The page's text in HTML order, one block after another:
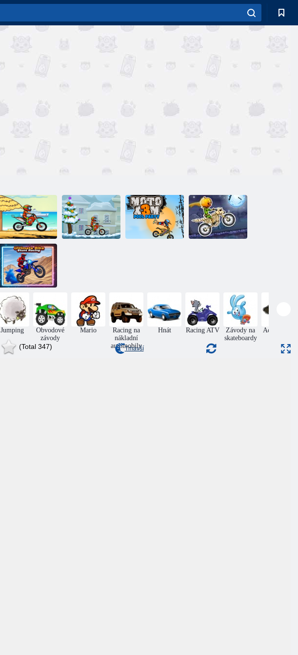
Motor Racing 3
Super
kaskadérské
motocyklové
závody
Jumping
Obvodové
závody
Mario
Racing na
nákladní
automobily
Hnát Racing ATV
Závody na
skateboardy
Adventures
(Total 347) Tmavší